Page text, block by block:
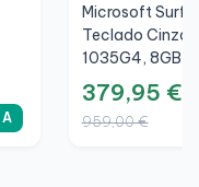
A
Microsoft
Teclado Cinza/
1035G4, 8GB,
379,95 €
959,00 €